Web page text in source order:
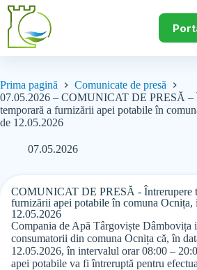
Prima pagină
Comunicate de presă
07.05.2026 – COMUNICAT DE PRESĂ –
temporară a furnizării apei potabile în
de 12.05.2026
07.05.2026
COMUNICAT DE PRESĂ - Întrerupere
furnizării apei potabile în comuna Ocnița,
12.05.2026
Compania de Apă Târgoviște Dâmbovița
consumatorii din comuna Ocnița că, în
12.05.2026, în intervalul orar 08:00 –
apei potabile va fi întreruptă pentru